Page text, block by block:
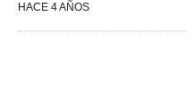
HACE 4 AÑOS